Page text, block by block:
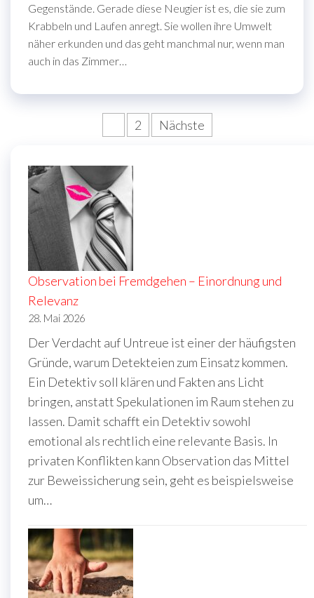
Gegenstände. Gerade diese Neugier ist es, die sie zum
Krabbeln und Laufen anregt. Sie wollen ihre Umwelt
näher erkunden und das geht manchmal nur, wenn man
auch in das Zimmer…
Seitennummerierung
Beiträge
2 Nächste
Observation bei Fremdgehen – Einordnung und
Relevanz
28. Mai 2026
Der Verdacht auf Untreue ist einer der häufigsten
Gründe, warum Detekteien zum Einsatz kommen.
Ein Detektiv soll klären und Fakten ans Licht
bringen, anstatt Spekulationen im Raum stehen zu
lassen. Damit schafft ein Detektiv sowohl
emotional als rechtlich eine relevante Basis. In
privaten Konflikten kann Observation das Mittel
zur Beweissicherung sein, geht es beispielsweise
um…